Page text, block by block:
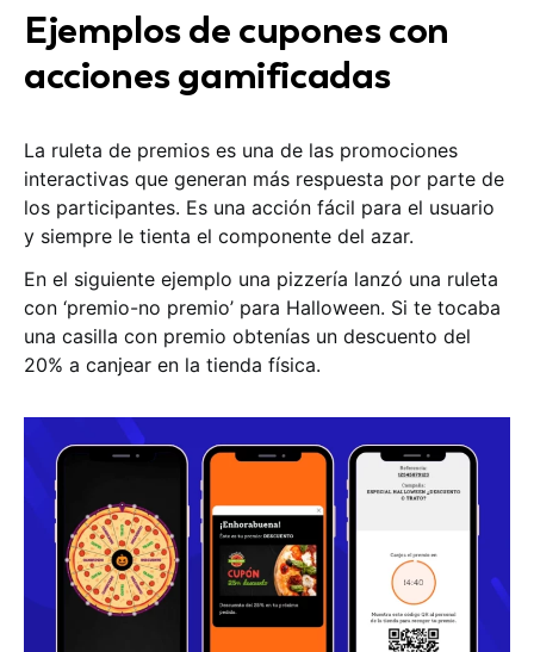
Ejemplos de cupones con
acciones gamificadas
La ruleta de premios es una de las promociones
interactivas que generan más respuesta por parte de
los participantes. Es una acción fácil para el usuario
y siempre le tienta el componente del azar.
En el siguiente ejemplo una pizzería lanzó una ruleta
con ‘premio-no premio’ para Halloween. Si te tocaba
una casilla con premio obtenías un descuento del
20% a canjear en la tienda física.